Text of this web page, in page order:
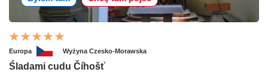
Europa Wyżyna Czesko-Morawska
Śladami cudu Číhošť